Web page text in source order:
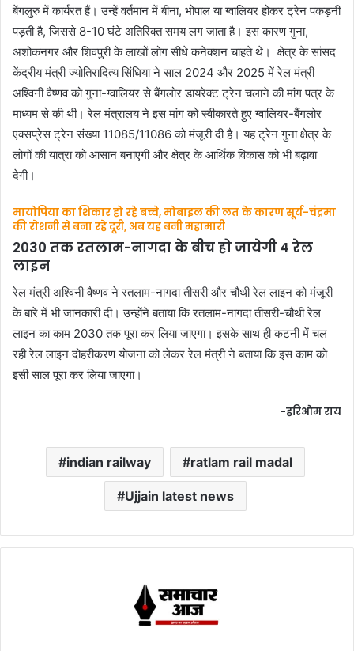
बेंगलुरु में कार्यरत हैं। उन्हें वर्तमान में बीना, भोपाल या ग्वालियर होकर ट्रेन पकड़नी
पड़ती है, जिससे 8-10 घंटे अतिरिक्त समय लग जाता है। इस कारण गुना,
अशोकनगर और शिवपुरी के लाखों लोग सीधे कनेक्शन चाहते थे। क्षेत्र के सांसद
केंद्रीय मंत्री ज्योतिरादित्य सिंधिया ने साल 2024 और 2025 में रेल मंत्री
अश्विनी वैष्णव को गुना-ग्वालियर से बैंगलोर डायरेक्ट ट्रेन चलाने की मांग पत्र के
माध्यम से की थी। रेल मंत्रालय ने इस मांग को स्वीकारते हुए ग्वालियर-बैंगलोर
एक्सप्रेस ट्रेन संख्या 11085/11086 को मंजूरी दी है। यह ट्रेन गुना क्षेत्र के
लोगों की यात्रा को आसान बनाएगी और क्षेत्र के आर्थिक विकास को भी बढ़ावा
देगी।
मायोपिया का शिकार हो रहे बच्चे, मोबाइल की लत के कारण सूर्य-चंद्रमा
की रोशनी से बना रहे दूरी, अब यह बनी महामारी
2030 तक रतलाम-नागदा के बीच हो जायेगी 4 रेल
लाइन
रेल मंत्री अश्विनी वैष्णव ने रतलाम-नागदा तीसरी और चौथी रेल लाइन को मंजूरी
के बारे में भी जानकारी दी। उन्होंने बताया कि रतलाम-नागदा तीसरी-चौथी रेल
लाइन का काम 2030 तक पूरा कर लिया जाएगा। इसके साथ ही कटनी में चल
रही रेल लाइन दोहरीकरण योजना को लेकर रेल मंत्री ने बताया कि इस काम को
इसी साल पूरा कर लिया जाएगा।
-हरिओम राय
indian railway ratlam rail madal
Ujjain latest news